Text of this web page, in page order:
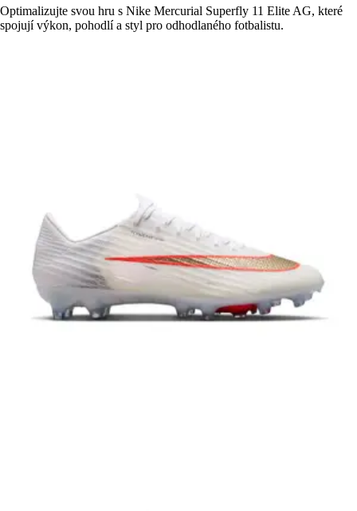
Optimalizujte svou hru s Nike Mercurial Superfly 11 Elite AG, které
spojují výkon, pohodlí a styl pro odhodlaného fotbalistu.